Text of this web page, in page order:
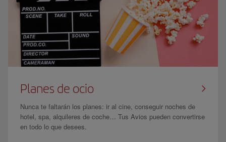
Planes de ocio
Nunca te faltarán los planes: ir al cine, conseguir noches de
hotel, spa, alquileres de coche… Tus Avios pueden convertirse
en todo lo que desees.